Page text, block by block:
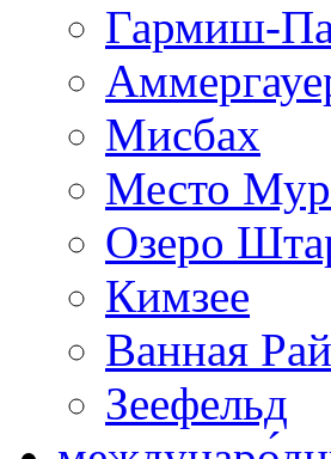
Гармиш-
Мисбах
Место
Озеро
Кимзее
Ванная
Зеефельд